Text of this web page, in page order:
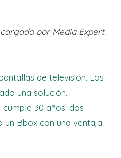
por Media Expert.
de televisión. Los
una solución.
30 años: dos
un Bbox con una ventaja